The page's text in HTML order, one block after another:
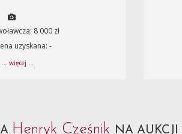
8 000 zł
uzyskana: -
... więcej ...
Henryk Cześnik NA AUKCJI